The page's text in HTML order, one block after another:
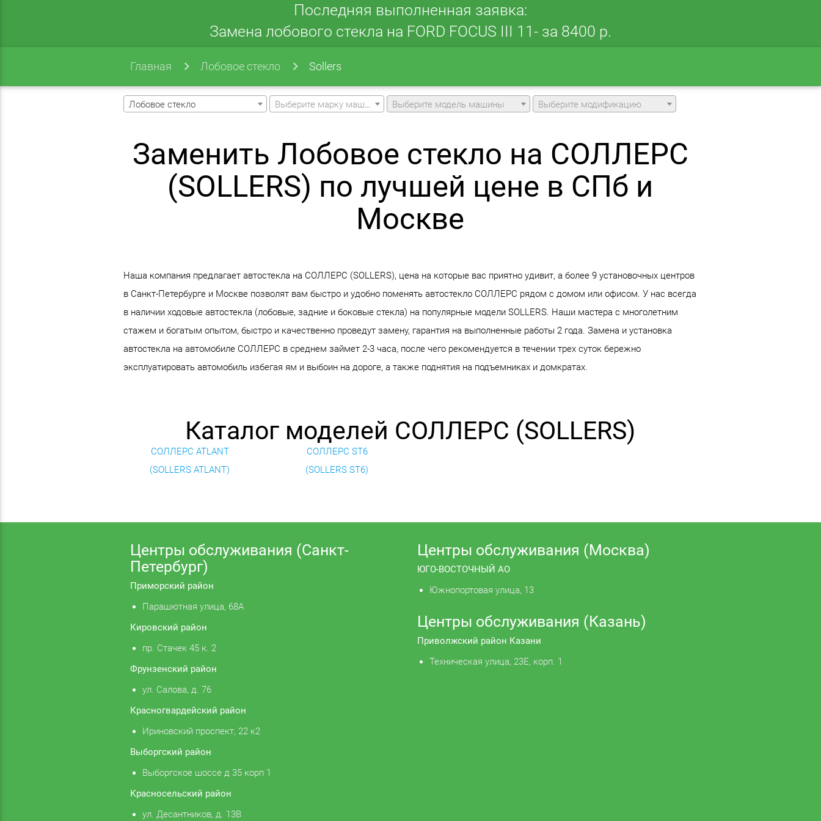
Последняя выполненная заявка:
Замена лобового стекла на FORD FOCUS III 11- за 8400 р.
Главная Лобовое стекло Sollers
Лобовое стекло Выберите марку машины Выберите модель машины Выберите модификацию
Заменить Лобовое стекло на СОЛЛЕРС
(SOLLERS) по лучшей цене в СПб и
Москве
Наша компания предлагает автостекла на СОЛЛЕРС (SOLLERS), цена на которые вас приятно удивит, а более 9 установочных центров
в Санкт-Петербурге и Москве позволят вам быстро и удобно поменять автостекло СОЛЛЕРС рядом с домом или офисом. У нас всегда
в наличии ходовые автостекла (лобовые, задние и боковые стекла) на популярные модели SOLLERS. Наши мастера с многолетним
стажем и богатым опытом, быстро и качественно проведут замену, гарантия на выполненные работы 2 года. Замена и установка
автостекла на автомобиле СОЛЛЕРС в среднем займет 2-3 часа, после чего рекомендуется в течении трех суток бережно
эксплуатировать автомобиль избегая ям и выбоин на дороге, а также поднятия на подъемниках и домкратах.
Каталог моделей СОЛЛЕРС (SOLLERS)
СОЛЛЕРС ATLANT
(SOLLERS ATLANT)
СОЛЛЕРС ST6
(SOLLERS ST6)
Центры обслуживания (Санкт-
Петербург)
Приморский район
Парашютная улица, 68А
Кировский район
пр. Стачек 45 к. 2
Фрунзенский район
ул. Салова, д. 76
Красногвардейский район
Ириновский проспект, 22 к2
Выборгский район
Выборгское шоссе д 35 корп 1
Красносельский район
ул. Десантников, д. 13В
Центры обслуживания (Москва)
ЮГО-ВОСТОЧНЫЙ АО
Южнопортовая улица, 13
Центры обслуживания (Казань)
Приволжский район Казани
Техническая улица, 23Е, корп. 1